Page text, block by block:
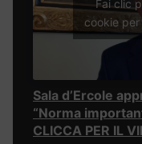
Fai clic
cookie
Sala d’Ercole
“Norma
CLICCA PER IL